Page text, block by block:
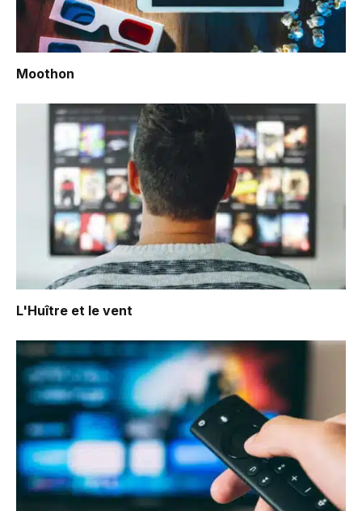
Moothon
L'Huître et le vent